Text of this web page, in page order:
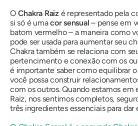
O Chakra Raizé representado pela
si só é umacor sensual – pense em
batom vermelho – a maneira como
pode ser usada para aumentar seu
Chakra também se relaciona com
pertencimento e conexão com os
é importante saber como equilibrar o
você possa construir
com os outros. Quando estamos em
Raiz, nos sentimos completos,
três ingredientes essenciais para dar